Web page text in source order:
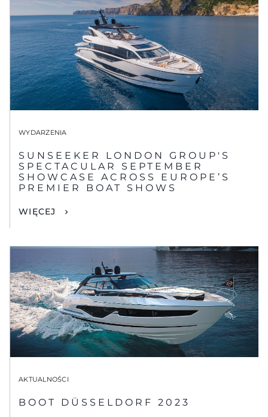
WYDARZENIA
SUNSEEKER LONDON GROUP'S
SPECTACULAR SEPTEMBER
SHOWCASE ACROSS EUROPE’S
PREMIER BOAT SHOWS
WIĘCEJ
AKTUALNOŚCI
BOOT DÜSSELDORF 2023